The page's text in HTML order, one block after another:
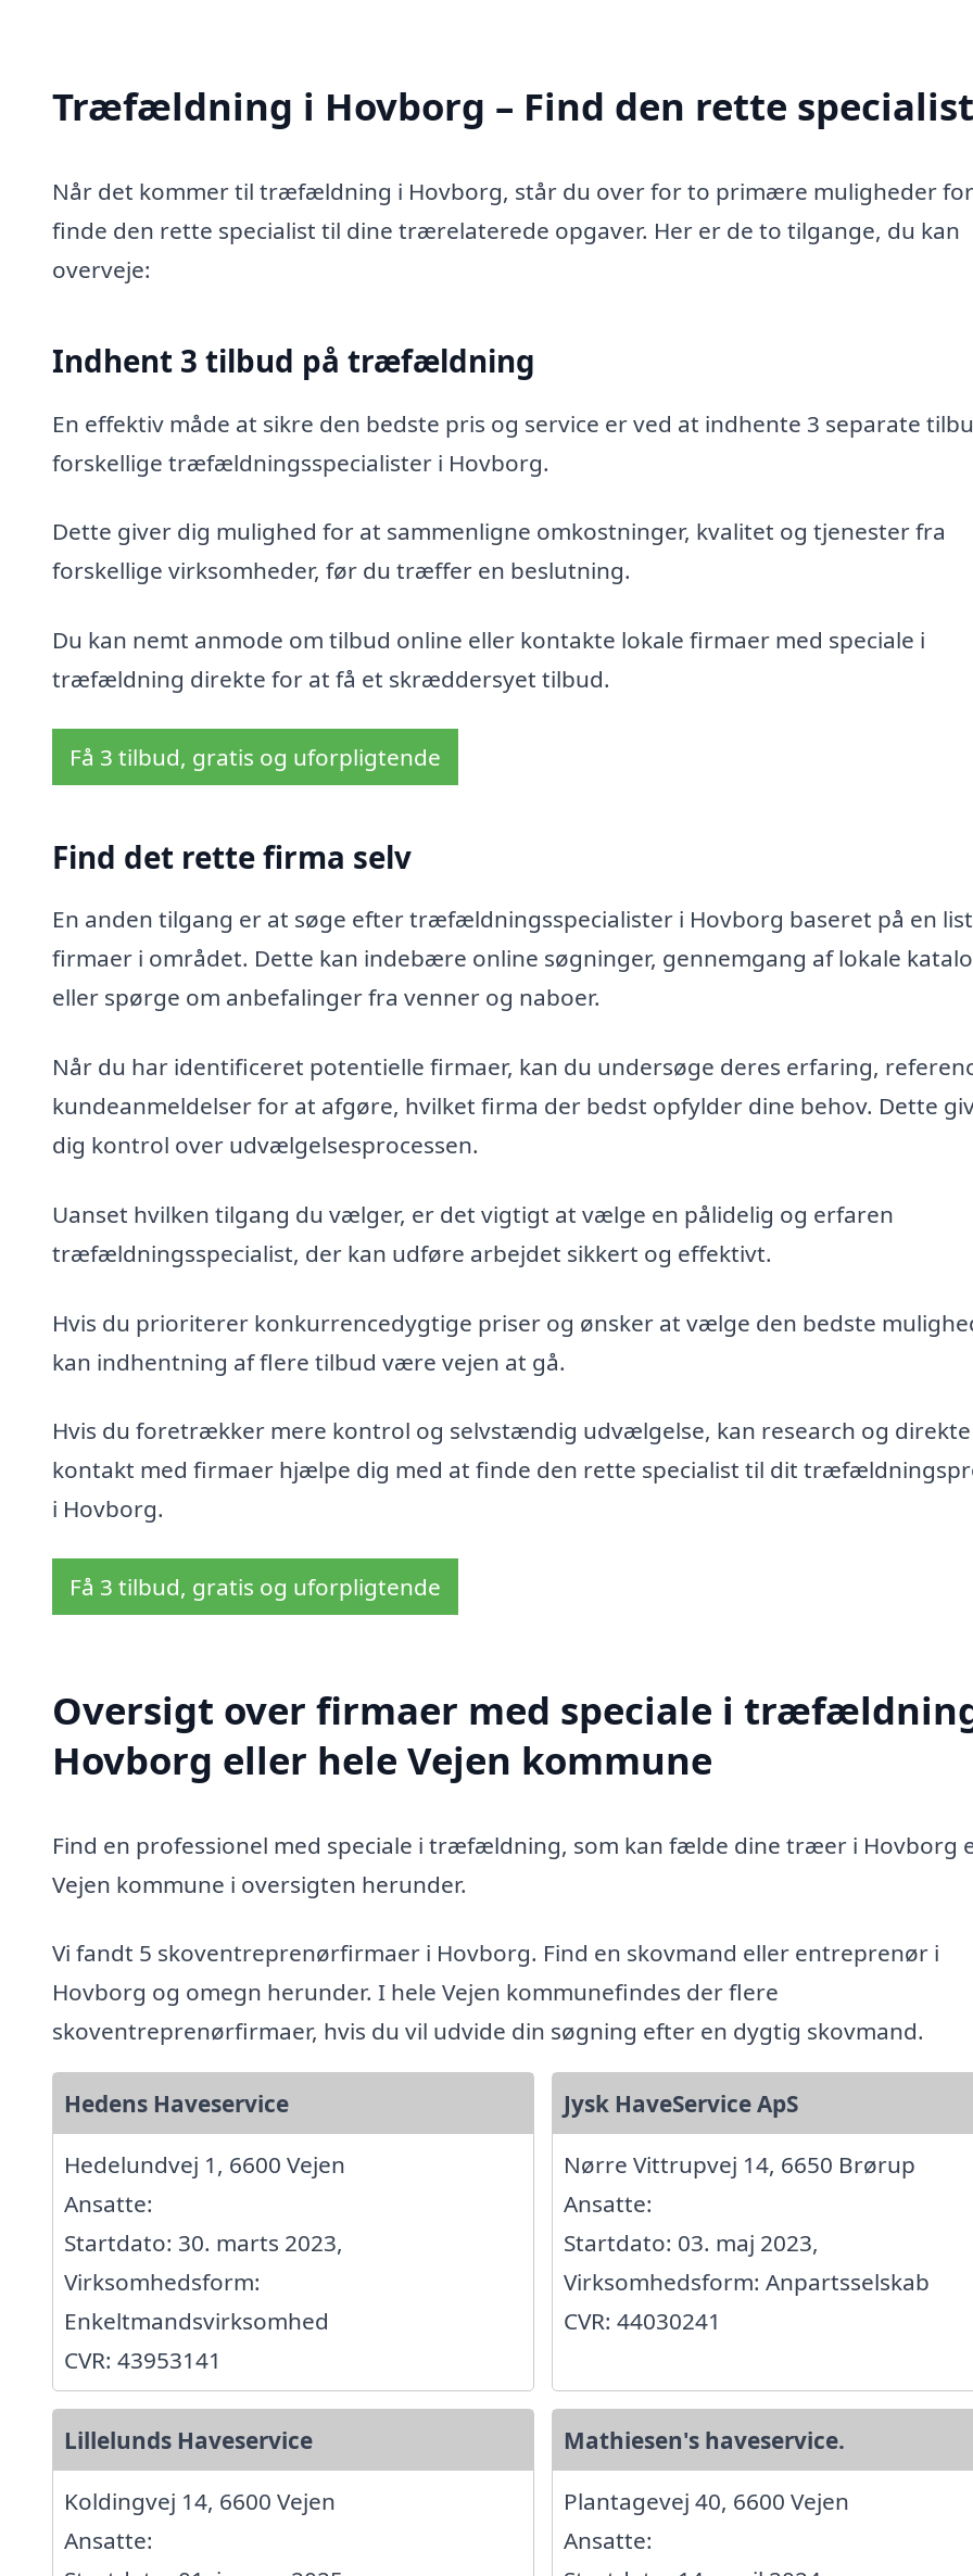
Træfældning i Hovborg – Find den rette specialist
Når det kommer til træfældning i Hovborg, står du over for to primære muligheder
finde den rette specialist til dine trærelaterede opgaver. Her er de to tilgange, du kan
overveje:
Indhent 3 tilbud på træfældning
En effektiv måde at sikre den bedste pris og service er ved at indhente 3 separate
forskellige træfældningsspecialister i Hovborg.
Dette giver dig mulighed for at sammenligne omkostninger, kvalitet og tjenester fra
forskellige virksomheder, før du træffer en beslutning.
Du kan nemt anmode om tilbud online eller kontakte lokale firmaer med speciale i
træfældning direkte for at få et skræddersyet tilbud.
Få 3 tilbud, gratis og uforpligtende
Find det rette firma selv
En anden tilgang er at søge efter træfældningsspecialister i Hovborg baseret på en
firmaer i området. Dette kan indebære online søgninger, gennemgang af lokale
eller spørge om anbefalinger fra venner og naboer.
Når du har identificeret potentielle firmaer, kan du undersøge deres erfaring,
kundeanmeldelser for at afgøre, hvilket firma der bedst opfylder dine behov. Dette
dig kontrol over udvælgelsesprocessen.
Uanset hvilken tilgang du vælger, er det vigtigt at vælge en pålidelig og erfaren
træfældningsspecialist, der kan udføre arbejdet sikkert og effektivt.
Hvis du prioriterer konkurrencedygtige priser og ønsker at vælge den bedste
kan indhentning af flere tilbud være vejen at gå.
Hvis du foretrækker mere kontrol og selvstændig udvælgelse, kan research og direkte
kontakt med firmaer hjælpe dig med at finde den rette specialist til dit
i Hovborg.
Få 3 tilbud, gratis og uforpligtende
Oversigt over firmaer med speciale i
Hovborg eller hele Vejen kommune
Find en professionel med speciale i træfældning, som kan fælde dine træer i Hovborg
Vejen kommune i oversigten herunder.
Vi fandt 5 skoventreprenørfirmaer i Hovborg. Find en skovmand eller entreprenør i
Hovborg og omegn herunder. I hele Vejen kommunefindes der flere
skoventreprenørfirmaer, hvis du vil udvide din søgning efter en dygtig skovmand.
Hedens Haveservice
Hedelundvej 1, 6600 Vejen
Ansatte:
Startdato: 30. marts 2023,
Virksomhedsform:
Enkeltmandsvirksomhed
CVR: 43953141
Jysk HaveService ApS
Nørre Vittrupvej 14, 6650 Brørup
Ansatte:
Startdato: 03. maj 2023,
Virksomhedsform: Anpartsselskab
CVR: 44030241
Lillelunds Haveservice
Koldingvej 14, 6600 Vejen
Ansatte:
Mathiesen's haveservice.
Plantagevej 40, 6600 Vejen
Ansatte: